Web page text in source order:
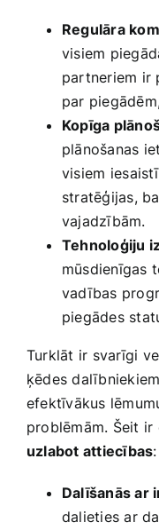
Regulāra
visiem
partneriem ir
par
Kopīga
plānošanas
visiem
stratēģijas,
vajadzībām.
Tehnoloģiju
mūsdienīgas
vadības
piegādes​
Turklāt ir svarīgi
ķēdes
efektīvākus
problēmām.​ Šeit
uzlabot attiecības:
Dalīšanās ​ar
dalieties ar